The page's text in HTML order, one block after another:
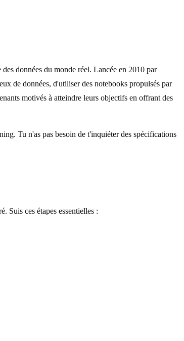
données du monde réel. Lancée en 2010 par
de données, d'utiliser des notebooks propulsés par
motivés à atteindre leurs objectifs en offrant des
Tu n'as pas besoin de t'inquiéter des spécifications
Suis ces étapes essentielles :